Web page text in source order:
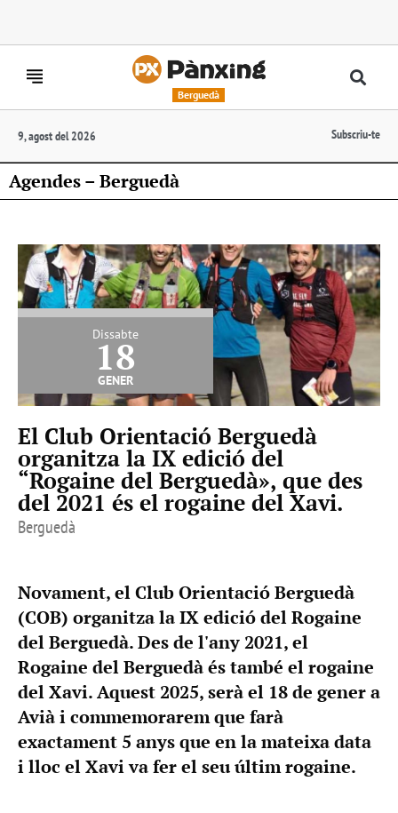
Berguedà
9, agost del 2026 Subscriu-te
Agendes – Berguedà
Dissabte
18
gener
El Club Orientació Berguedà
organitza la IX edició del
“Rogaine del Berguedà», que des
del 2021 és el rogaine del Xavi.
Berguedà
Novament, el Club Orientació Berguedà
(COB) organitza la IX edició del Rogaine
del Berguedà. Des de l'any 2021, el
Rogaine del Berguedà és també el rogaine
del Xavi. Aquest 2025, serà el 18 de gener a
Avià i commemorarem que farà
exactament 5 anys que en la mateixa data
i lloc el Xavi va fer el seu últim rogaine.